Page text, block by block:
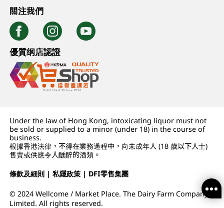
關注我們
優質纲店認證
Under the law of Hong Kong, intoxicating liquor must not
be sold or supplied to a minor (under 18) in the course of
business.
根據香港法律，不得在業務過程中，向未成年人 (18 歲以下人士)
售賣或供應令人醺醉的酒類。
條款及細則 |私隱政策 | DFI零售集團
© 2024 Wellcome / Market Place. The Dairy Farm Company
Limited. All rights reserved.